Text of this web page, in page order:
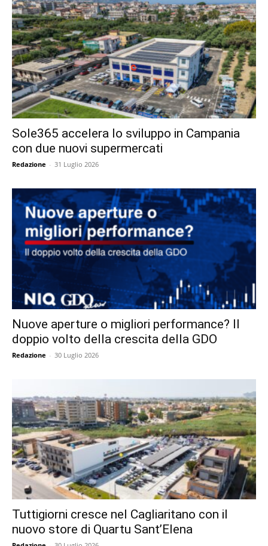
Sole365 accelera lo sviluppo in Campania
con due nuovi supermercati
Redazione - 31 Luglio 2026
Nuove aperture o migliori performance? Il
doppio volto della crescita della GDO
Redazione - 30 Luglio 2026
Tuttigiorni cresce nel Cagliaritano con il
nuovo store di Quartu Sant’Elena